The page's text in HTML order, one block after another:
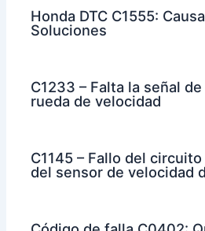
Honda DTC C1555:
Soluciones
C1233 – Falta la señal
rueda de velocidad
C1145 – Fallo del
del sensor de velocidad